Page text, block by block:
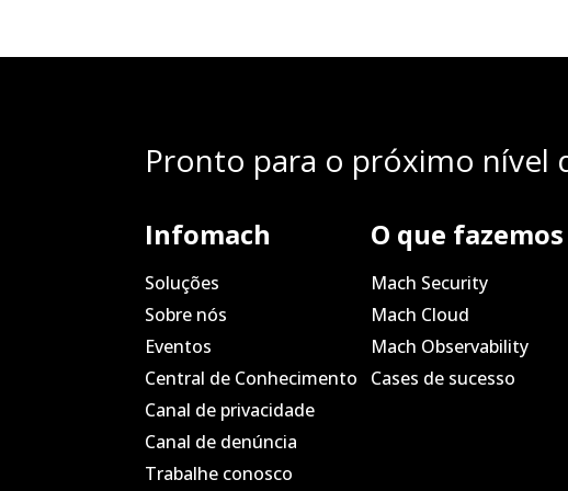
Pronto para o próximo nível
Infomach
Soluções
Sobre nós
Eventos
Central de Conhecimento
Canal de privacidade
Canal de denúncia
Trabalhe conosco
O que fazemos
Mach Security
Mach Cloud
Mach Observability
Cases de sucesso